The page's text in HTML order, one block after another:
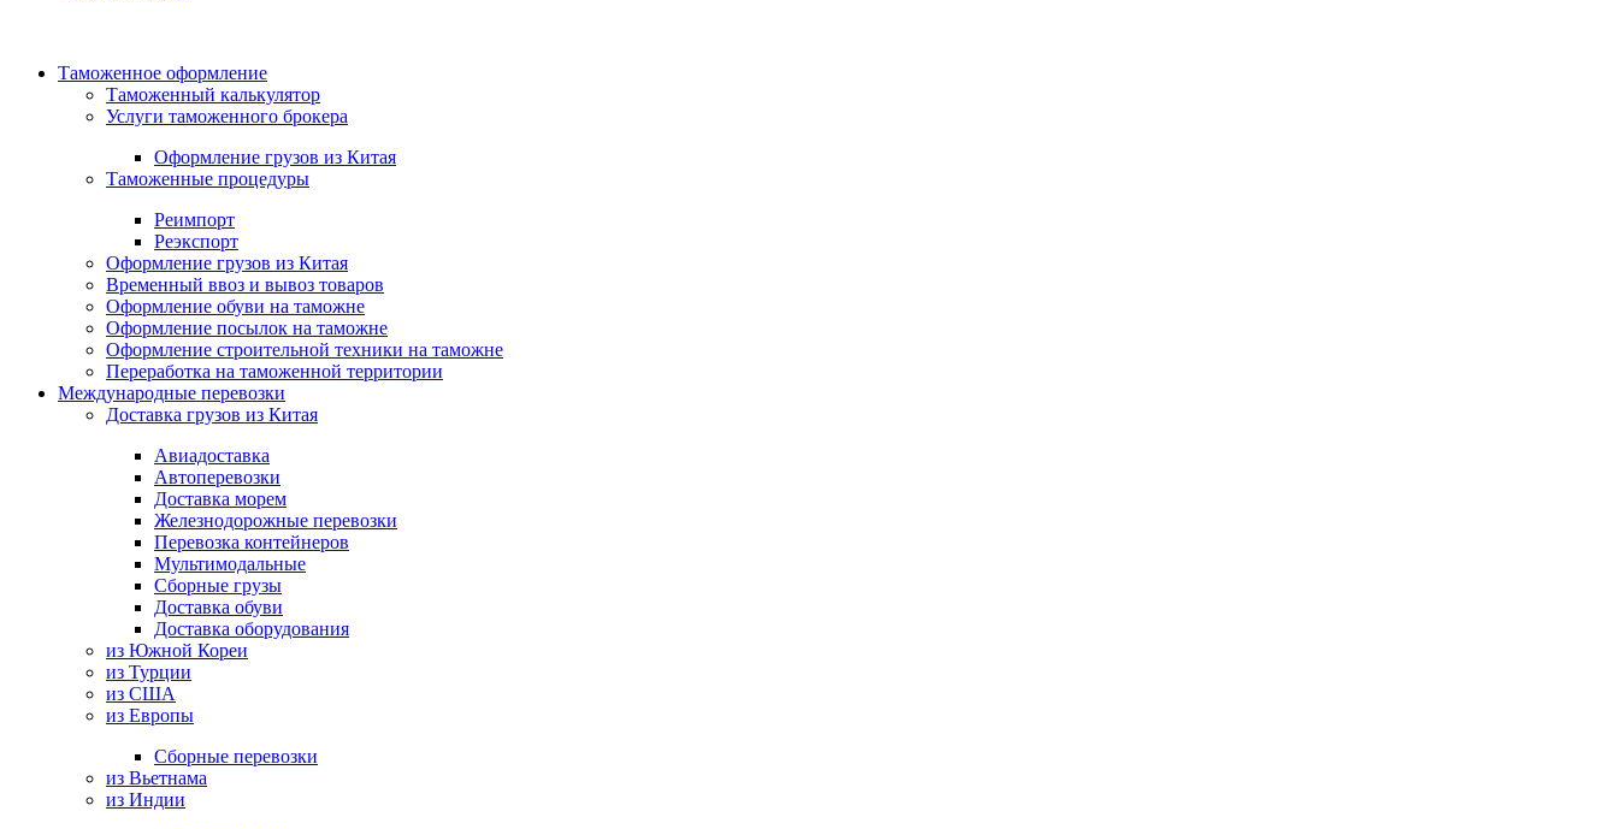
Таможенное оформление
Таможенный калькулятор
Услуги таможенного брокера
Оформление грузов из Китая
Таможенные процедуры
Реимпорт
Реэкспорт
Оформление грузов из Китая
Временный ввоз и вывоз товаров
Оформление обуви на таможне
Оформление посылок на таможне
Оформление строительной техники на таможне
Переработка на таможенной территории
Международные перевозки
Доставка грузов из Китая
Авиадоставка
Автоперевозки
Доставка морем
Железнодорожные перевозки
Перевозка контейнеров
Мультимодальные
Сборные грузы
Доставка обуви
Доставка оборудования
из Южной Кореи
из Турции
из США
из Европы
Сборные перевозки
из Вьетнама
из Индии